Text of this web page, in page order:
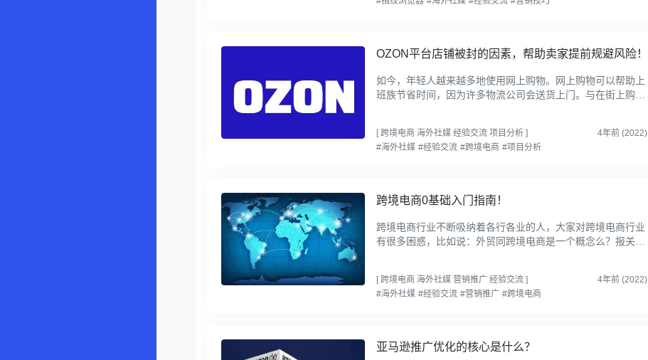
OZON平台店铺被封的因素，帮助卖家提前规避风险！
如今，年轻人越来越多地使用网上购物。网上购物可以帮助上
班族节省时间，因为许多物流公司会送货上门。与在街上购物
[跨境电商 海外社媒 经验交流 项目分析]
4年前 (2022)
#海外社媒 #经验交流 #跨境电商 #项目分析
跨境电商0基础入门指南！
跨境电商行业不断吸纳着各行各业的人，大家对跨境电商行业
有很多困惑，比如说：外贸同跨境电商是一个概念么？报关是
[跨境电商 海外社媒 营销推广 经验交流]
4年前 (2022)
#海外社媒 #经验交流 #营销推广 #跨境电商
亚马逊推广优化的核心是什么？